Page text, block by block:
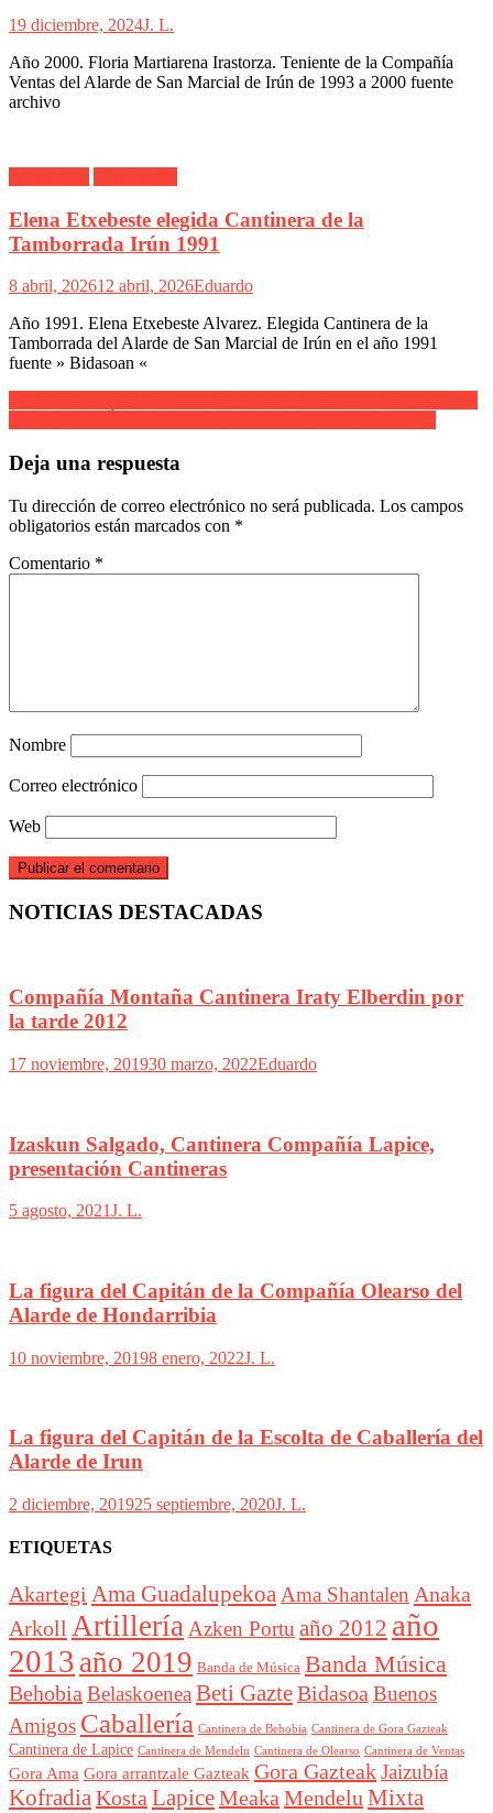
19 diciembre, 2024J. L.
Año 2000. Floria Martiarena Irastorza. Teniente de la Compañía
Ventas del Alarde de San Marcial de Irún de 1993 a 2000 fuente
archivo
Elena Etxebeste elegida Cantinera de la
Tamborrada Irún 1991
8 abril, 202612 abril, 2026Eduardo
Año 1991. Elena Etxebeste Alvarez. Elegida Cantinera de la
Tamborrada del Alarde de San Marcial de Irún en el año 1991
fuente » Bidasoan «
Navegación
de
entradas
Deja una respuesta
Tu dirección de correo electrónico no será publicada. Los campos
obligatorios están marcados con *
Comentario *
Nombre
Correo electrónico
Web
NOTICIAS DESTACADAS
Compañía Montaña Cantinera Iraty Elberdin por
la tarde 2012
17 noviembre, 201930 marzo, 2022Eduardo
Izaskun Salgado, Cantinera Compañía Lapice,
presentación Cantineras
5 agosto, 2021J. L.
La figura del Capitán de la Compañía Olearso del
Alarde de Hondarribia
10 noviembre, 20198 enero, 2022J. L.
La figura del Capitán de la Escolta de Caballería del
Alarde de Irun
2 diciembre, 201925 septiembre, 2020J. L.
ETIQUETAS
Akartegi Ama Guadalupekoa Ama Shantalen Anaka
Arkoll Artillería Azken Portu año 2012 año
2013 año 2019 Banda de Música Banda Música
Behobia Belaskoenea Beti GazteBidasoa Buenos
Amigos Caballería Cantinera de Behobia Cantinera de Gora Gazteak
Cantinera de Lapice Cantinera de Mendelu Cantinera de Olearso Cantinera de Ventas
Gora Ama Gora arrantzale Gazteak Gora GazteakJaizubía
Kofradia Kosta LapiceMeaka Mendelu Mixta